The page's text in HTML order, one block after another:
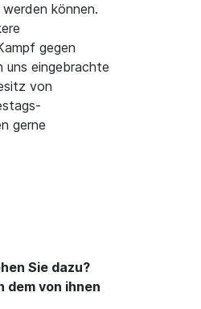
können.
gegen
uns eingebrachte
von
gerne
Sie dazu?
dem von ihnen